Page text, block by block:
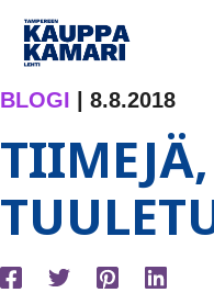
Siirry
sisältöön
BLOGI 8.8.2018
TIIMEJÄ,